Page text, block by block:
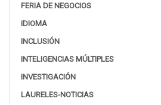
FERIA DE NEGOCIOS
IDIOMA
INCLUSIÓN
INTELIGENCIAS MÚLTIPLES
INVESTIGACIÓN
LAURELES-NOTICIAS